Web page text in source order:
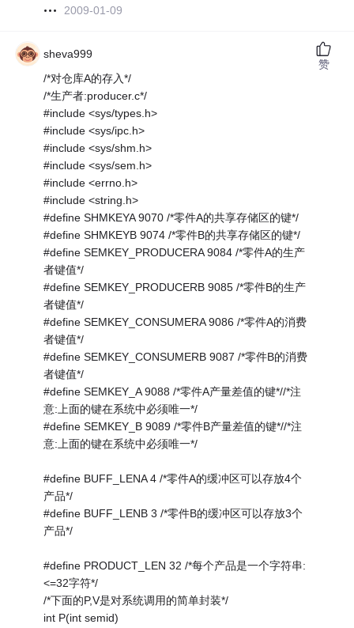
2009-01-09
sheva999
/*对仓库A的存入*/
/*生产者:producer.c*/
#include <sys/types.h>
#include <sys/ipc.h>
#include <sys/shm.h>
#include <sys/sem.h>
#include <errno.h>
#include <string.h>
#define SHMKEYA 9070 /*零件A的共享存储区的键*/
#define SHMKEYB 9074 /*零件B的共享存储区的键*/
#define SEMKEY_PRODUCERA 9084 /*零件A的生产
者键值*/
#define SEMKEY_PRODUCERB 9085 /*零件B的生产
者键值*/
#define SEMKEY_CONSUMERA 9086 /*零件A的消费
者键值*/
#define SEMKEY_CONSUMERB 9087 /*零件B的消费
者键值*/
#define SEMKEY_A 9088 /*零件A产量差值的键*//*注
意:上面的键在系统中必须唯一*/
#define SEMKEY_B 9089 /*零件B产量差值的键*//*注
意:上面的键在系统中必须唯一*/
#define BUFF_LENA 4 /*零件A的缓冲区可以存放4个
产品*/
#define BUFF_LENB 3 /*零件B的缓冲区可以存放3个
产品*/
#define PRODUCT_LEN 32 /*每个产品是一个字符串:
<=32字符*/
/*下面的P,V是对系统调用的简单封装*/
int P(int semid)
赞